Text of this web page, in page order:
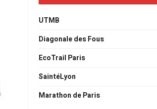
UTMB
Diagonale des Fous
EcoTrail Paris
SaintéLyon
Marathon de Paris